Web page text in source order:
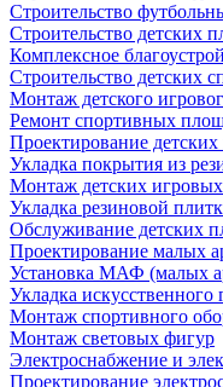
Строительство
Строительство детских
Комплексное
Строительство детских
Монтаж детского
Ремонт спортивных
Проектирование
Укладка покрытия из
Монтаж детских
Укладка резиновой
Обслуживание детских
Проектирование малых
Установка МАФ (малых
Укладка искусственного
Монтаж спортивного
Монтаж световых фигур
Электроснабжение и
Проектирование